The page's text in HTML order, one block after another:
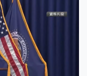
退役部隊，有戰機
的澳洲及新西蘭的
終，兩國合共有逾